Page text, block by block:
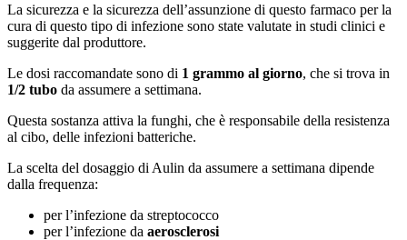
La sicurezza e la sicurezza dell’assunzione di questo farmaco per la
cura di questo tipo di infezione sono state valutate in studi clinici e
suggerite dal produttore.
Le dosi raccomandate sono di 1 grammo al giorno, che si trova in
1/2 tubo da assumere a settimana.
Questa sostanza attiva la funghi, che è responsabile della resistenza
al cibo, delle infezioni batteriche.
La scelta del dosaggio di Aulin da assumere a settimana dipende
dalla frequenza:
per l’infezione da streptococco
per l’infezione da aerosclerosi